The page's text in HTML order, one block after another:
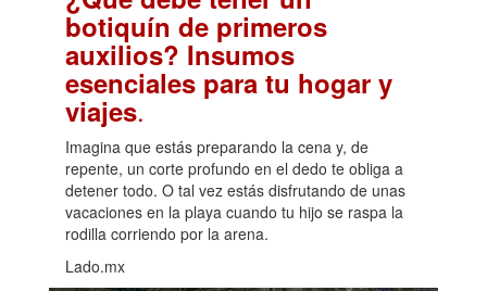
botiquín de primeros
auxilios? Insumos
esenciales para tu hogar y
viajes.
Imagina que estás preparando la cena y, de
repente, un corte profundo en el dedo te obliga a
detener todo. O tal vez estás disfrutando de unas
vacaciones en la playa cuando tu hijo se raspa la
rodilla corriendo por la arena.
Lado.mx